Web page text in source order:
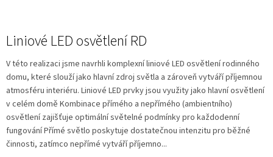
Liniové LED osvětlení RD
V této realizaci jsme navrhli komplexní liniové LED osvětlení rodinného
domu, které slouží jako hlavní zdroj světla a zároveň vytváří příjemnou
atmosféru interiéru. Liniové LED prvky jsou využity jako hlavní osvětlení
v celém domě Kombinace přímého a nepřímého (ambientního)
osvětlení zajišťuje optimální světelné podmínky pro každodenní
fungování Přímé světlo poskytuje dostatečnou intenzitu pro běžné
činnosti, zatímco nepřímé vytváří příjemno...